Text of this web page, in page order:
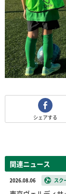
シェアする
関連ニュース
2026.08.06 スク